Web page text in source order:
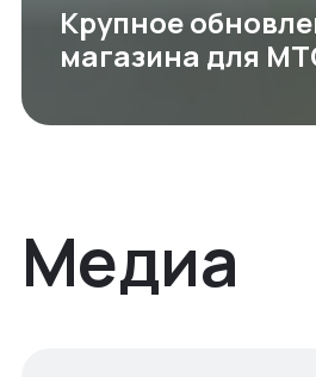
Крупное
магазина для
Медиа